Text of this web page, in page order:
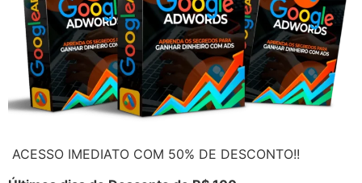
ACESSO IMEDIATO COM 50% DE DESCONTO!!